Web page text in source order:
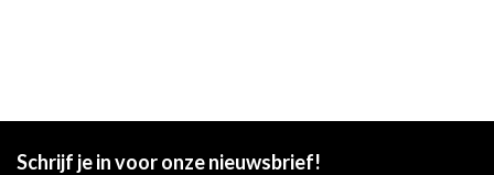
Schrijf je in voor onze nieuwsbrief!